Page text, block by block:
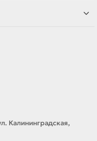
Калининградская,